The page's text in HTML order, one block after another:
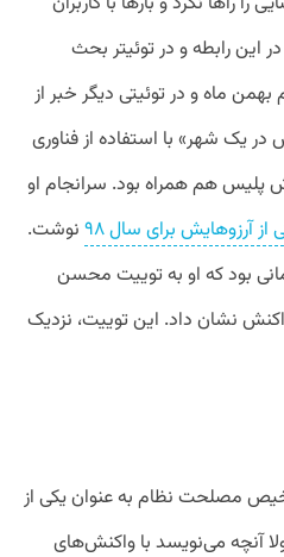
در اینرابطهو در توئیتر بحث
بهمن ماهو در توئیتی دیگر خبر از
دریک شهر» با استفاده ازفناوری
پلیسهمهمراه بود. سرانجام او
ازآرزوهایش برای سال۹۸ نوشت.
بودکه او به توییت محسن
نشان داد. این توییت، نزدیک
مصلحت نظام بهعنوانیکی از
آنچه مینویسد با واکنشهای